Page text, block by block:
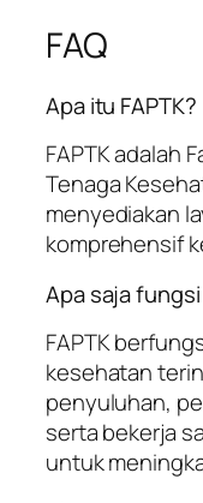
FAQ
Apa itu FAPTK?
FAPTK adalah
Tenaga
menyediakan
komprehensif
Apa saja fungsi
FAPTK
kesehatan
penyuluhan,
serta bekerja
untuk